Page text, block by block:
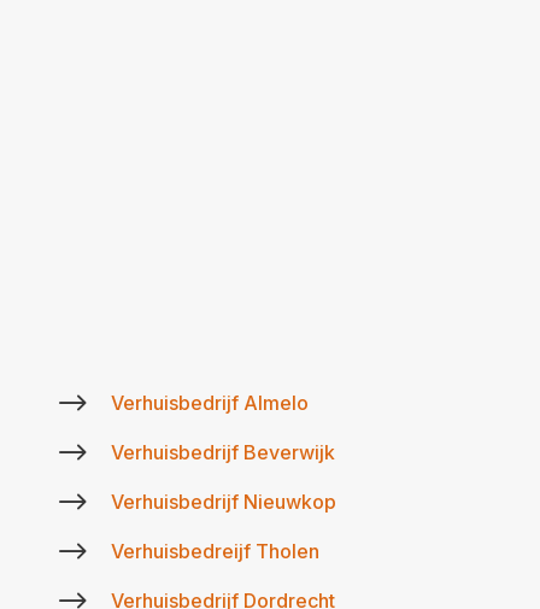
$ Verhuisbedrijf Almelo
$ Verhuisbedrijf Beverwijk
$ Verhuisbedrijf Nieuwkop
$ Verhuisbedreijf Tholen
$ Verhuisbedrijf Dordrecht